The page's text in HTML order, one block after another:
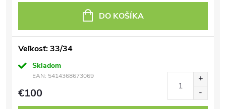
DO KOŠÍKA
Veľkosť: 33/34
Skladom
EAN: 5414368673069
€100